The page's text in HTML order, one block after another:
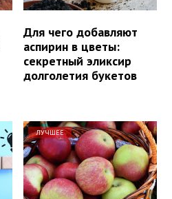
Для чего добавляют
аспирин в цветы:
секретный эликсир
долголетия букетов
ЛУЧШЕЕ